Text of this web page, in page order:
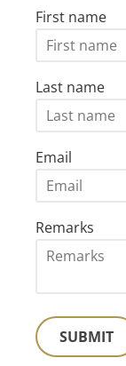
First name
Last name
Email
Remarks
SUBMIT